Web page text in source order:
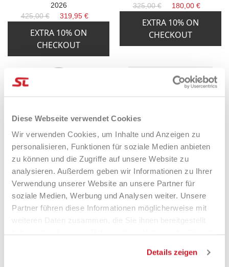
Diese Webseite verwendet Cookies
Wir verwenden Cookies, um Inhalte und Anzeigen zu
personalisieren, Funktionen für soziale Medien anbieten
zu können und die Zugriffe auf unsere Website zu
analysieren. Außerdem geben wir Informationen zu Ihrer
Verwendung unserer Website an unsere Partner für
soziale Medien, Werbung und Analysen weiter. Unsere
Partner führen diese Informationen möglicherweise mit
weiteren Daten zusammen, die Sie ihnen bereitgestellt
Details zeigen
2026
425,00 €
319,95 €
EXTRA 10% ON
CHECKOUT
325,00 € 180,00 €
EXTRA 10% ON
CHECKOUT
NICHT AUF LAGER
Babolat Pure Drive Lite Gen11
Not Strung
227,95 €
183,90 €
NICHT AUF LAGER
Hirostar Bag Alien-Tolito
Aguirre
120,00 €
109,00 €